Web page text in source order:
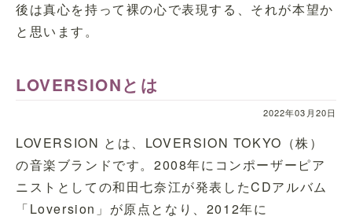
後は真心を持って裸の心で表現する、それが本望か
と思います。
LOVERSIONとは
2022年03月20日
LOVERSION とは、LOVERSION TOKYO（株）
の音楽ブランドです。2008年にコンポーザーピア
ニストとしての和田七奈江が発表したCDアルバム
「Loversion」が原点となり、2012年に